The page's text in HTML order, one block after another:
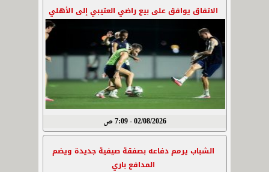
الاتفاق يوافق على بيع راضي العتيبي إلى الأهلي
02/08/2026 - 7:09 ص
الشباب يرمم دفاعه بصفقة صيفية جديدة ويضم
المدافع باري